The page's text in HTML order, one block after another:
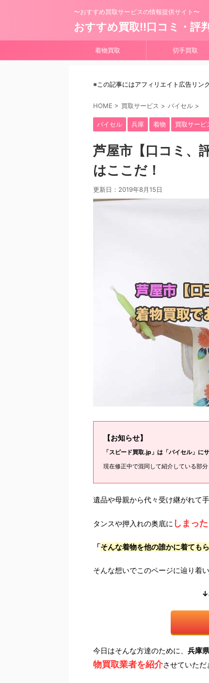
〜おすすめ買取サービスの情報提供サイト〜
おすすめ買取!!口コミ・評
着物買取 切手買取
※この記事にはアフィリエイト広告リン
HOME > 買取サービス > バイセル >
バイセル 兵庫 着物 買取サービ
芦屋市【口コミ、
はここだ！
更新日： 2019年8月15日
【お知らせ】
「スピード買取.jp」は「バイセル」に
現在修正中で混同して紹介している部
遺品や母親から代々受け継がれて
タンスや押入れの奥底に しまっ
「そんな着物を他の誰かに着ても
そんな想いでこのページに辿り着
↓
今日はそんな方達のために、 兵庫
物買取業者を紹介させていただ